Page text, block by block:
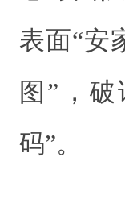
表面“安
图”，
码”。